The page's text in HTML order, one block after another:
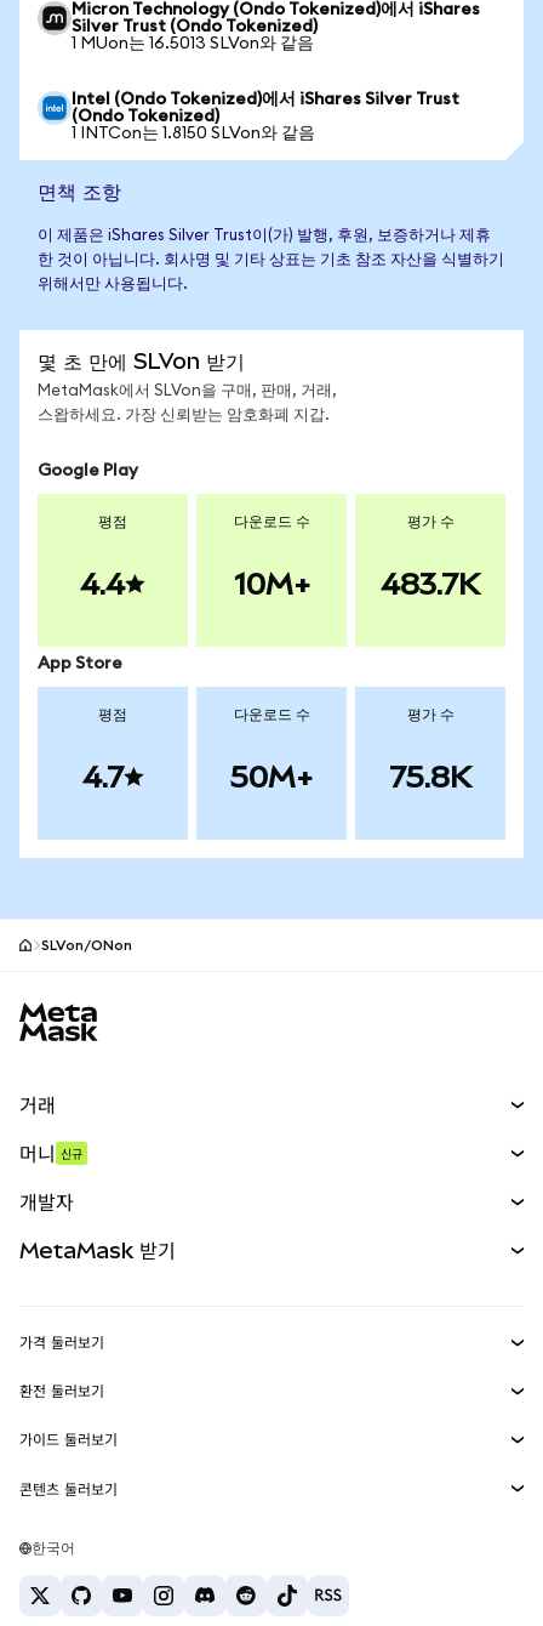
Micron Technology (Ondo Tokenized)에서 iShares
Silver Trust (Ondo Tokenized)
1 MUon는 16.5013 SLVon와 같음
Intel (Ondo Tokenized)에서 iShares Silver Trust
(Ondo Tokenized)
1 INTCon는 1.8150 SLVon와 같음
면책 조항
이 제품은 iShares Silver Trust이(가) 발행, 후원, 보증하거나 제휴
한 것이 아닙니다. 회사명 및 기타 상표는 기초 참조 자산을 식별하기
위해서만 사용됩니다.
몇 초 만에 SLVon 받기
MetaMask에서 SLVon을 구매, 판매, 거래,
스왑하세요. 가장 신뢰받는 암호화폐 지갑.
Google Play
평점
4.4
다운로드 수
10M+
평가 수
483.7K
App Store
평점
4.7
다운로드 수
50M+
평가 수
75.8K
SLVon/ONon
거래
무기한 선물
실물자산
머니 신규
개발자
MetaMask Connect
Snaps
웹3 서비스
MetaMask 받기
보안
고객 지원
채용
가격 둘러보기
이더리움 가격
솔라나 가격
테더 가격
환전 둘러보기
ETH를 USD로 환전
USDT를 INR로 환전
BTC를 INR로 환전
ETH를 USDT로 환전
가이드 둘러보기
ETH 매수
USDT 매수
콘텐츠 둘러보기
솔라나 지갑
한국어